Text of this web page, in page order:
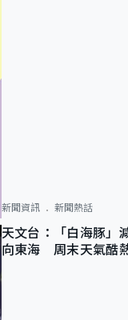
新聞資訊 新聞熱話
天文台：「白海豚」
向東海 周末天氣酷